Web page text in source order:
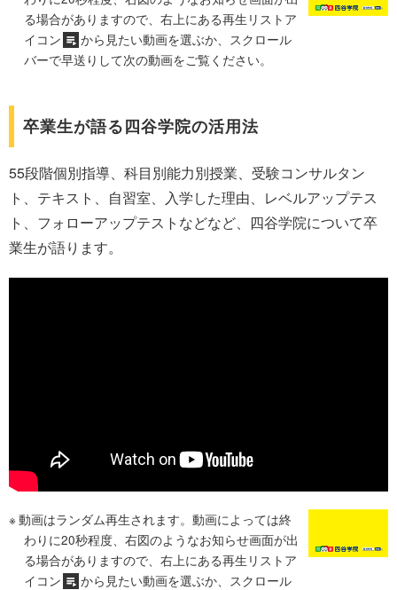
る場合がありますので、右上にある再生リストア
イコン
から見たい動画を選ぶか、スクロール
バーで早送りして次の動画をご覧ください。
卒業生が語る四谷学院の活用法
55段階個別指導、科目別能力別授業、受験コンサルタン
ト、テキスト、自習室、入学した理由、レベルアップテス
ト、フォローアップテストなどなど、四谷学院について卒
業生が語ります。
動画はランダム再生されます。動画によっては終
わりに20秒程度、右図のようなお知らせ画面が出
る場合がありますので、右上にある再生リストア
イコン
から見たい動画を選ぶか、スクロール